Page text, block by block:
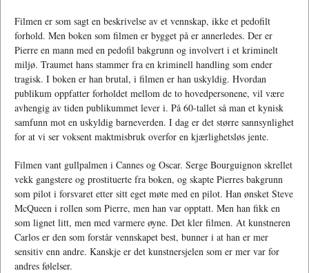
Filmen er som sagt en beskrivelse av et vennskap, ikke et pedofilt
forhold. Men boken som filmen er bygget på er annerledes. Der er
Pierre en mann med en pedofil bakgrunn og involvert i et kriminelt
miljø. Traumet hans stammer fra en kriminell handling som ender
tragisk. I boken er han brutal, i filmen er han uskyldig. Hvordan
publikum oppfatter forholdet mellom de to hovedpersonene, vil være
avhengig av tiden publikummet lever i. På 60-tallet så man et kynisk
samfunn mot en uskyldig barneverden. I dag er det større sannsynlighet
for at vi ser voksent maktmisbruk overfor en kjærlighetsløs jente.
Filmen vant gullpalmen i Cannes og Oscar. Serge Bourguignon skrellet
vekk gangstere og prostituerte fra boken, og skapte Pierres bakgrunn
som pilot i forsvaret etter sitt eget møte med en pilot. Han ønsket Steve
McQueen i rollen som Pierre, men han var opptatt. Men han fikk en
som lignet litt, men med varmere øyne. Det kler filmen. At kunstneren
Carlos er den som forstår vennskapet best, bunner i at han er mer
sensitiv enn andre. Kanskje er det kunstnersjelen som er mer var for
andres følelser.